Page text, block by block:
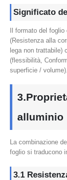
Significato
Il formato del
(Resistenza alla
lega non trattabile)
(flessibilità,
superficie / volume).
alluminio
La combinazione
foglio si traducono
3.1